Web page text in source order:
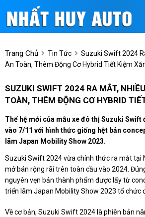
Trang Chủ Tin Tức
Suzuki Swift 2024
An Toàn, Thêm Động Cơ Hybrid Tiết Kiệm
SUZUKI SWIFT 2024 RA MẮT,
TOÀN, THÊM ĐỘNG CƠ HYBRID
Thế hệ mới của mẫu xe đô thị Suzuki
vào 7/11 với hình thức giống hệt bản
lãm Japan Mobility Show 2023.
Suzuki Swift 2024 vừa chính thức ra mắt tại
mở bán rộng rãi trên toàn cầu vào 2024.
nguyên vẹn bản thành phẩm được lấy từ
triển lãm Japan Mobility Show 2023 tổ chức
Về cơ bản, Suzuki Swift 2024 là phiên bản